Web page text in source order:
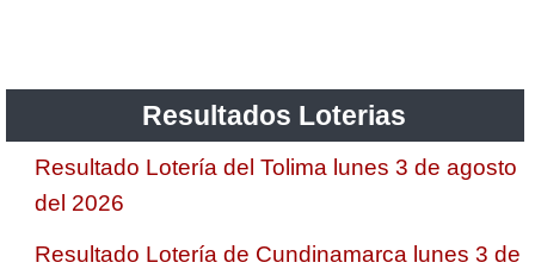
Resultados Loterias
Resultado Lotería del Tolima lunes 3 de agosto
del 2026
Resultado Lotería de Cundinamarca lunes 3 de